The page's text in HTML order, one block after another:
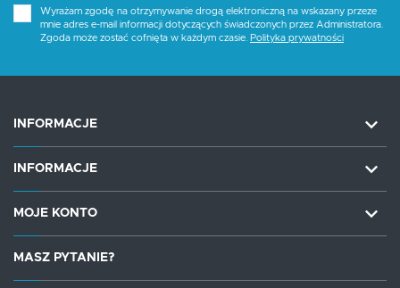
Wyrażam zgodę na otrzymywanie drogą elektroniczną na wskazany przeze
mnie adres e-mail informacji dotyczących świadczonych przez Administratora.
Zgoda może zostać cofnięta w każdym czasie. Polityka prywatności
INFORMACJE
INFORMACJE
MOJE KONTO
MASZ PYTANIE?